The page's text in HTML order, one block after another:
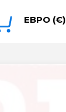
ЕВРО (€)